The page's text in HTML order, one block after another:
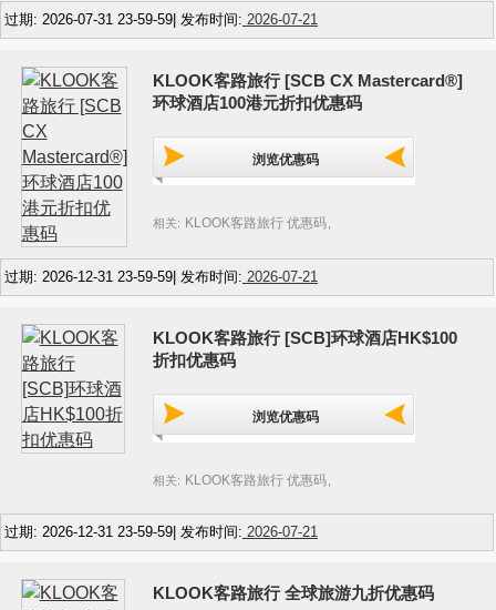
过期: 2026-07-31 23-59-59| 发布时间: 2026-07-21
KLOOK客路旅行 [SCB CX Mastercard®]
环球酒店100港元折扣优惠码
浏览优惠码
相关: KLOOK客路旅行 优惠码
过期: 2026-12-31 23-59-59| 发布时间: 2026-07-21
KLOOK客路旅行 [SCB]环球酒店HK$100
折扣优惠码
浏览优惠码
相关: KLOOK客路旅行 优惠码
过期: 2026-12-31 23-59-59| 发布时间: 2026-07-21
KLOOK客路旅行 全球旅游九折优惠码